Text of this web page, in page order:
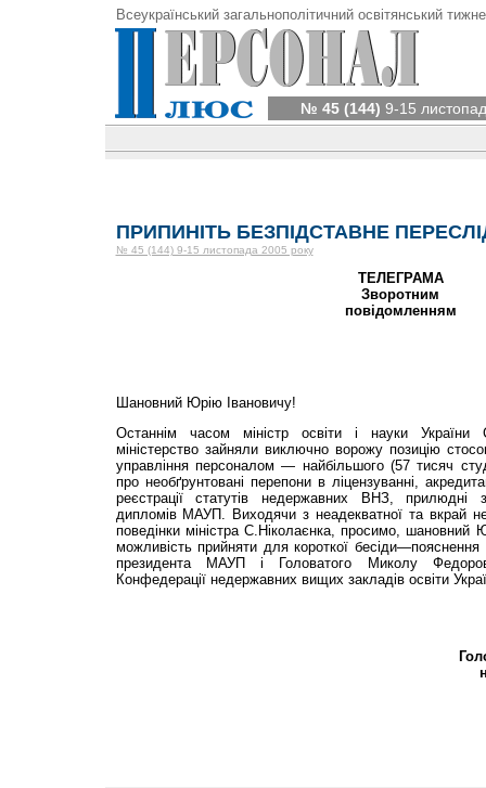
Всеукраїнський загальнополітичний освітянський
№ 45 (144) 9-15
ПРИПИНІТЬ БЕЗПІДСТАВНЕ
№ 45 (144) 9-15 листопада 2005 року
ТЕЛЕГРАМА
Зворотним
повідомленням
Шановний Юрію Івано­вичу!
Останнім часом міністр освіти і науки України
міністерство зайняли виключно ворожу позицію
управління пер­соналом — найбільшого (57 тисяч
про необґрунтовані перепони в ліцензуванні,
реєстрації статутів недер­жавних ВНЗ, прилюдні
дипломів МАУП. Виходячи з неадекватної та вкрай
поведінки міністра С.Ніколаєнка, просимо, шановний
можливість прийняти для короткої
президента МАУП і Голо­ватого Миколу
Конфедерації недержав­них вищих закладів освіти